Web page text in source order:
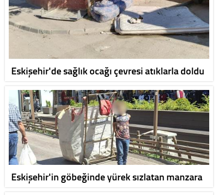
Eskişehir'de sağlık ocağı çevresi atıklarla doldu
Eskişehir'in göbeğinde yürek sızlatan manzara